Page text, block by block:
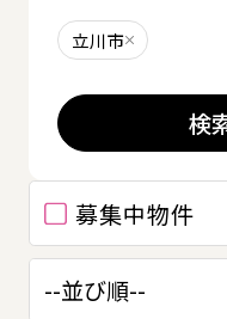
募集中物件
立川市削除する
検